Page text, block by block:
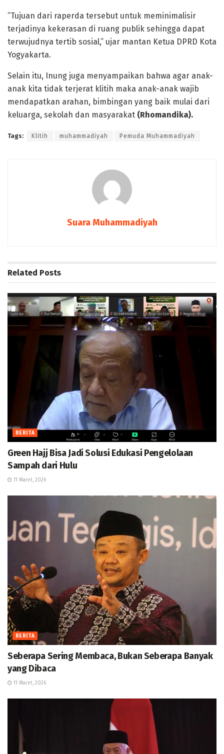
”Tujuan dari raperda tersebut untuk meminimalisir
terjadinya kekerasan di ruang publik sehingga dapat
terwujudnya tertib sosial,” ujar mantan Ketua DPRD Kota
Yogyakarta.
Selain itu, Inung juga menyampaikan bahwa agar anak-
anak kita tidak terjerat klitih maka anak-anak wajib
mendapatkan arahan, bimbingan yang baik mulai dari
keluarga, sekolah dan masyarakat (Rhomandika).
Tags: Klitih muhammadiyah Pemuda Muhammadiyah
Suara Muhammadiyah
Related Posts
BERITA
Green Hajj Bisa Jadi Solusi Edukasi Pengelolaan
Sampah dari Hulu
11 Maret, 2026
BERITA
Seberapa Sering Membaca, Bukan Seberapa Banyak
yang Dibaca
11 Maret, 2026